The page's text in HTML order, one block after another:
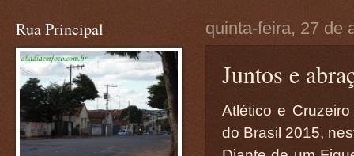
quinta-feira, 27 de
Juntos e
Atlético e
do Brasil 2015,
Rua Principal